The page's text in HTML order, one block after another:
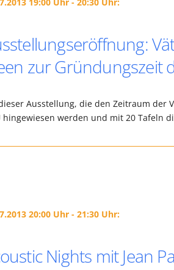
zur Gründungszeit
Ausstellung, die den Zeitraum der
hingewiesen werden und mit 20 Tafeln
20:00 Uhr - 21:30 Uhr:
Nights mit Jean